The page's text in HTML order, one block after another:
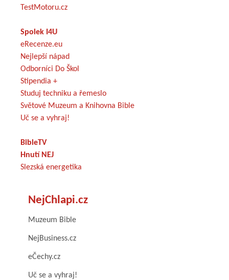
TestMotoru.cz
Spolek I4U
eRecenze.eu
Nejlepší nápad
Odborníci Do Škol
Stipendia +
Studuj techniku a řemeslo
Světové Muzeum a Knihovna Bible
Uč se a vyhraj!
BibleTV
Hnutí NEJ
Slezská energetika
NejChlapi.cz
Muzeum Bible
NejBusiness.cz
eČechy.cz
Uč se a vyhraj!